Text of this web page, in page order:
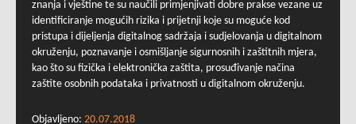
znanja i vještine te su naučili primjenjivati dobre prakse vezane uz
identificiranje mogućih rizika i prijetnji koje su moguće kod
pristupa i dijeljenja digitalnog sadržaja i sudjelovanja u digitalnom
okruženju, poznavanje i osmišljanje sigurnosnih i zaštitnih mjera,
kao što su fizička i elektronička zaštita, prosuđivanje načina
zaštite osobnih podataka i privatnosti u digitalnom okruženju.
Objavljeno: 20.07.2018